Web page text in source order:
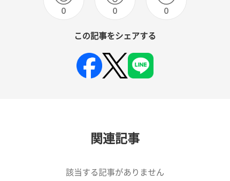
0 0 0
この記事をシェアする
関連記事
該当する記事がありません